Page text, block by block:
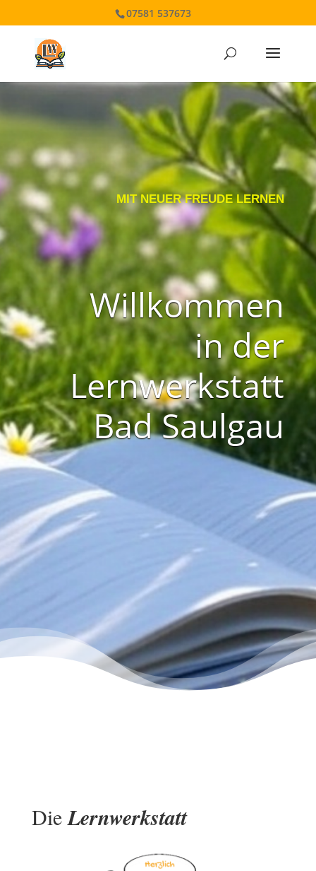
07581 537673
MIT NEUER FREUDE LERNEN
Willkommen
in der
Lernwerkstatt
Bad Saulgau
DieLernwerkstatt